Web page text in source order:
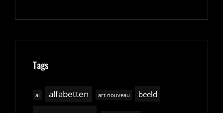
Tags
ai alfabetten art nouveau beeld